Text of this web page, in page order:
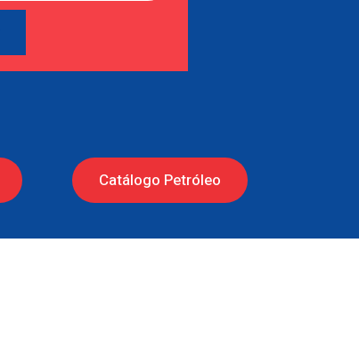
Catálogo Petróleo